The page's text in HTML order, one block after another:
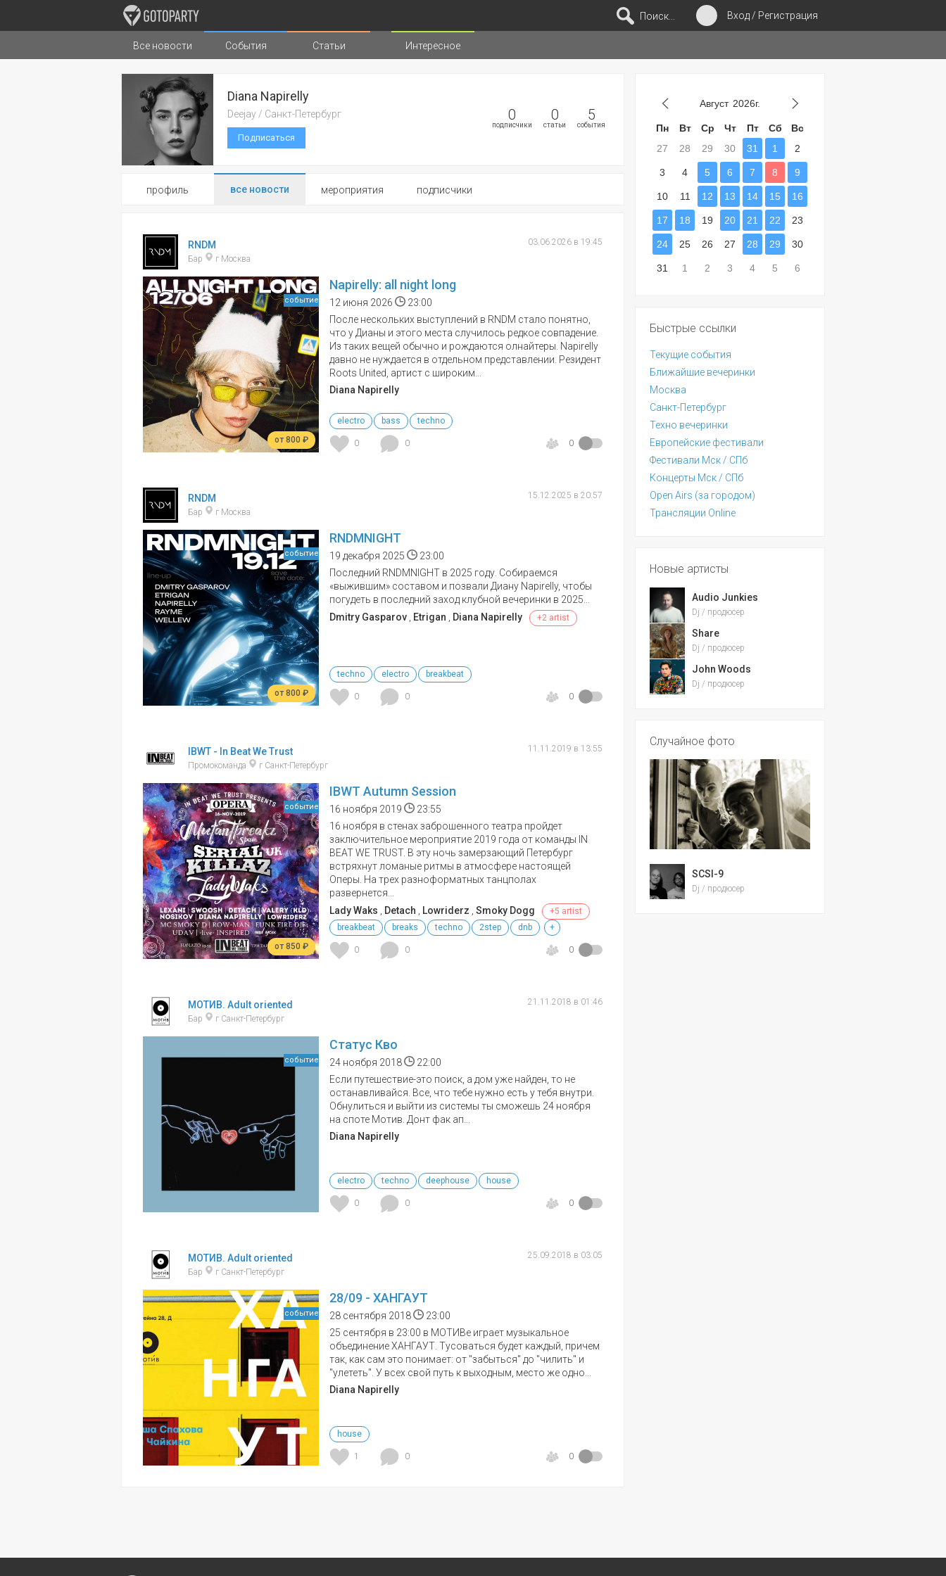
Вход / Регистрация
Поиск...
Города Музыка Типы страниц
Все новости События Статьи Интересное
0
подписчики
0
статьи
5
события
Diana Napirelly
Deejay / Санкт-Петербург
Подписаться
профиль все новости мероприятия подписчики
03.06.2026 в 19:45
RNDM
Бар г Москва
от 800 ₽
событие
Napirelly: all night long
12 июня 2026
23:00
После нескольких выступлений в RNDM стало понятно,
что у Дианы и этого места случилось редкое совпадение.
Из таких вещей обычно и рождаются олнайтеры. Napirelly
давно не нуждается в отдельном представлении. Резидент
Roots United, артист с широким...
Diana Napirelly
electro bass techno
0 0 0
15.12.2025 в 20:57
RNDM
Бар г Москва
от 800 ₽
событие
RNDMNIGHT
19 декабря 2025
23:00
Последний RNDMNIGHT в 2025 году. Собираемся
«выжившим» составом и позвали Диану Napirelly, чтобы
погудеть в последний заход клубной вечеринки в 2025...
Dmitry Gasparov
Etrigan Diana Napirelly +2 artist
techno electro breakbeat
0 0 0
11.11.2019 в 13:55
IBWT - In Beat We Trust
Промокоманда г Санкт-Петербург
от 850 ₽
событие
IBWT Autumn Session
16 ноября 2019
23:55
16 ноября в стенах заброшенного театра пройдет
заключительное мероприятие 2019 года от команды IN
BEAT WE TRUST. В эту ночь замерзающий Петербург
встряхнут ломаные ритмы в атмосфере настоящей
Оперы. На трех разноформатных танцполах
развернется...
Lady Waks
Detach Lowriderz Smoky Dogg
+5 artist
breakbeat
breaks techno 2step dnb +
0 0 0
21.11.2018 в 01:46
МОТИВ. Adult oriented
Бар г Санкт-Петербург
событие
Статус Кво
24 ноября 2018
22:00
Если путешествие-это поиск, а дом уже найден, то не
останавливайся. Все, что тебе нужно есть у тебя внутри.
Обнулиться и выйти из системы ты сможешь 24 ноября
на споте Мотив. Донт фак ап...
Diana Napirelly
electro techno deephouse house
0 0 0
25.09.2018 в 03:05
МОТИВ. Adult oriented
Бар г Санкт-Петербург
событие
28/09 - ХАНГАУТ
28 сентября 2018
23:00
25 сентября в 23:00 в МОТИВе играет музыкальное
объединение ХАНГАУТ. Тусоваться будет каждый, причем
так, как сам это понимает: от "забыться" до "чилить" и
"улететь". У всех свой путь к выходным, место же одно...
Diana Napirelly
house
1 0 0
Август 2026г.
Пн Вт Ср Чт Пт Сб
Вс
27
28 29 30 31 1 2
3 4 5 6 7 8 9
10 11 12 13 14 15 16
17 18 19 20 21 22 23
24 25 26 27 28 29 30
31 1 2 3 4 5 6
Быстрые ссылки
Текущие события
Ближайшие вечеринки
Москва
Санкт-Петербург
Техно вечеринки
Европейские фестивали
Фестивали Мск / СПб
Концерты Мск / СПб
Open Airs (за городом)
Трансляции Online
Новые артисты
Audio Junkies
Dj / продюсер
Share
Dj / продюсер
John Woods
Dj / продюсер
Случайное фото
SCSI-9
Dj / продюсер